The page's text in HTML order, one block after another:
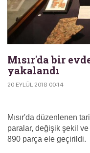
Mısır'da bir
yakalandı
20 EYLÜL 2018 00:14
Mısır'da düzenlenen
paralar, değişik şekil
890 parça ele geçirildi.